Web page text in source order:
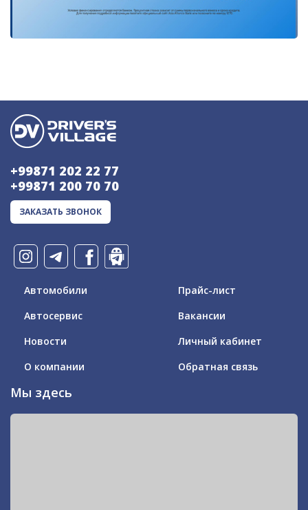
+99871 202 22 77
+99871 200 70 70
ЗАКАЗАТЬ ЗВОНОК
Автомобили
Автосервис
Новости
О компании
Прайс-лист
Вакансии
Личный кабинет
Обратная связь
Мы здесь